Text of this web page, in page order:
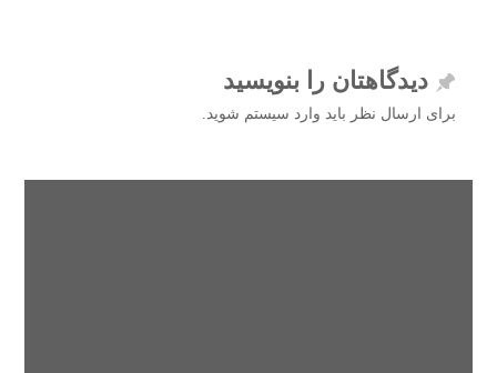
دیدگاهتان را بنویسید
برای ارسال نظر باید وارد سیستم شوید.